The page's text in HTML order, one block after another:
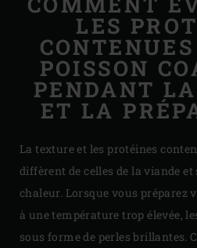
LES
POISSON
PENDANT
ET LA
La texture et les protéines
diffèrent de celles de la viande
chaleur. Lorsque vous préparez
à une température trop élevée,
sous forme de perles brillantes.